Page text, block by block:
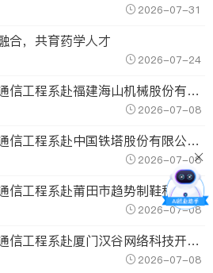
2026-07-31
合，共育药学人才
2026-07-24
莆田学院人工智能学院通信工程系赴福建海山机械股份有限公司开展访企拓岗调研
2026-07-08
莆田学院人工智能学院通信工程系赴中国铁塔股份有限公司莆田分公司开展访企拓岗调研
2026-07-08
莆田学院人工智能学院通信工程系赴莆田市趋势制鞋科技有限公司开展访企拓岗调研
2026-07-08
莆田学院人工智能学院通信工程系赴厦门汉谷网络科技开展访企拓岗调研
2026-07-08